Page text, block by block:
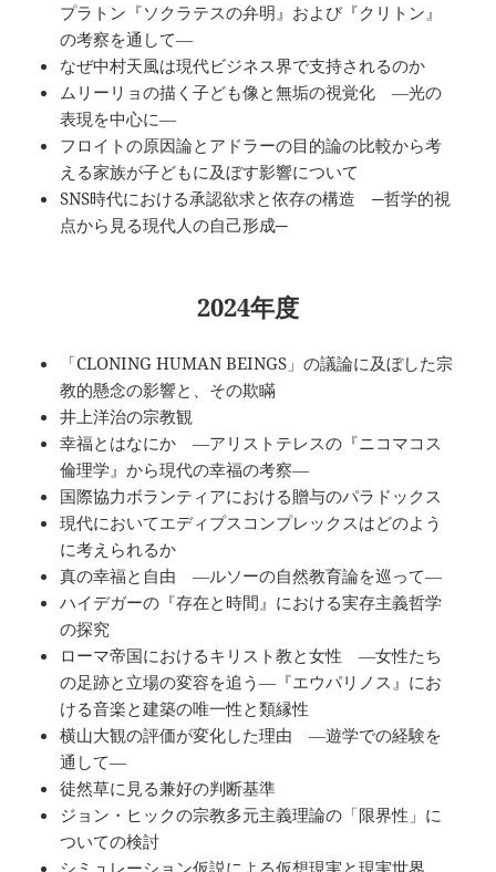
プラトン『ソクラテスの弁明』および『クリトン』
の考察を通して―
なぜ中村天風は現代ビジネス界で支持されるのか
ムリーリョの描く子ども像と無垢の視覚化 ―光の
表現を中心に―
フロイトの原因論とアドラーの目的論の比較から考
える家族が子どもに及ぼす影響について
SNS時代における承認欲求と依存の構造 ─哲学的視
点から見る現代人の自己形成─
2024年度
「CLONING HUMAN BEINGS」の議論に及ぼした宗
教的懸念の影響と、その欺瞞
井上洋治の宗教観
幸福とはなにか ―アリストテレスの『ニコマコス
倫理学』から現代の幸福の考察―
国際協力ボランティアにおける贈与のパラドックス
現代においてエディプスコンプレックスはどのよう
に考えられるか
真の幸福と自由 ―ルソーの自然教育論を巡って―
ハイデガーの『存在と時間』における実存主義哲学
の探究
ローマ帝国におけるキリスト教と女性 ―女性たち
の足跡と立場の変容を追う―『エウパリノス』にお
ける音楽と建築の唯一性と類縁性
横山大観の評価が変化した理由 ―遊学での経験を
通して―
徒然草に見る兼好の判断基準
ジョン・ヒックの宗教多元主義理論の「限界性」に
ついての検討